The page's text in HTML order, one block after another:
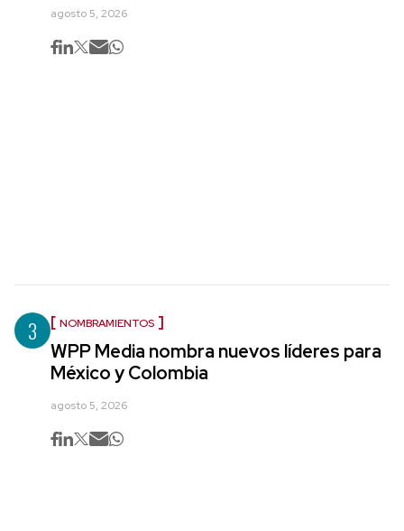
agosto 5, 2026
3 NOMBRAMIENTOS
WPP Media nombra nuevos líderes para
México y Colombia
agosto 5, 2026